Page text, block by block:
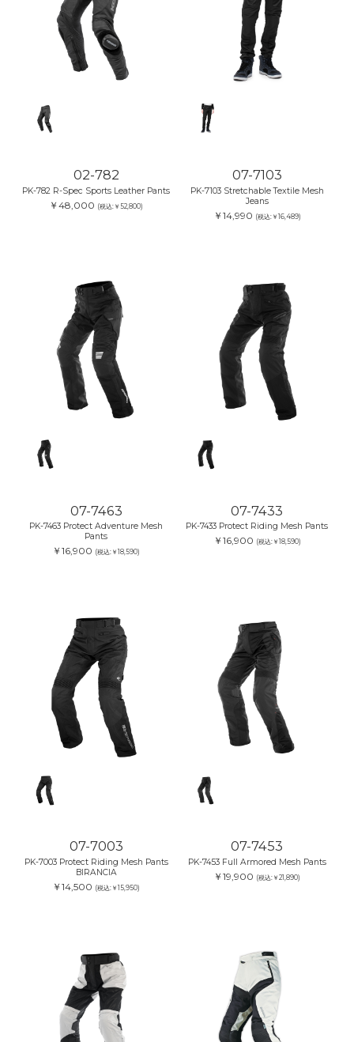
02-782
PK-782 R-Spec Sports Leather Pants
￥48,000 (税込:￥52,800)
07-7103
PK-7103 Stretchable Textile Mesh
Jeans
￥14,990 (税込:￥16,489)
07-7463
PK-7463 Protect Adventure Mesh
Pants
￥16,900 (税込:￥18,590)
07-7433
PK-7433 Protect Riding Mesh Pants
￥16,900 (税込:￥18,590)
07-7003
PK-7003 Protect Riding Mesh Pants
BIRANCIA
￥14,500 (税込:￥15,950)
07-7453
PK-7453 Full Armored Mesh Pants
￥19,900 (税込:￥21,890)